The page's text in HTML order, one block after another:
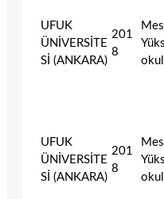
UFUK
ÜNİVERSİTE
Sİ (ANKARA)
201
8
UFUK
ÜNİVERSİTE
Sİ (ANKARA)
201
8